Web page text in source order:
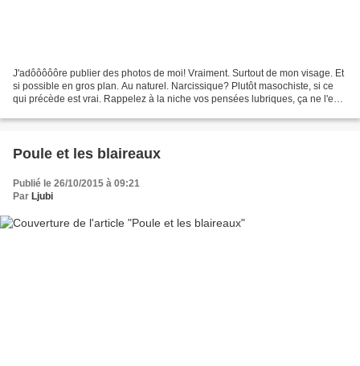
J'adôôôôôre publier des photos de moi! Vraiment. Surtout de mon visage. Et
si possible en gros plan. Au naturel. Narcissique? Plutôt masochiste, si ce
qui précède est vrai. Rappelez à la niche vos pensées lubriques, ça ne l'est
Poule et les blaireaux
Publié le 26/10/2015 à 09:21
Par Ljubi